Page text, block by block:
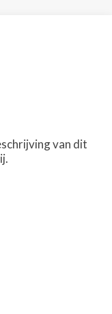
van dit